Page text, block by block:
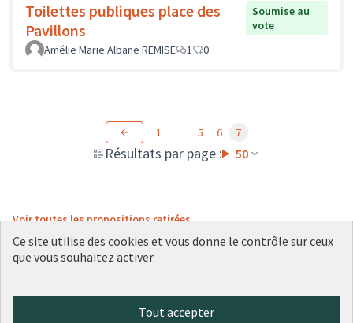
Toilettes publiques place des
Pavillons
Soumise au
vote
Amélie Marie Albane REMISE
1 0
Résultats par page : 50
1 … 5 6 7
Voir toutes les propositions retirées
Plateforme de participation citoyenne de la Ville de Lyon sur X
Plateforme de participation citoyenne de la Ville de Lyon sur
Plateforme de participation citoyenne de la Ville de Lyon sur
Plateforme de participation citoyenne de la Ville de
Plateforme de participation citoyenne de la Ville
Ce site utilise des cookies et vous donne le contrôle sur ceux
que vous souhaitez activer
Tout accepter